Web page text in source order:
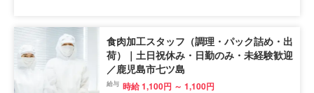
食肉加工スタッフ（調理・パック詰め・出
荷）｜土日祝休み・日勤のみ・未経験歓迎
／鹿児島市七ツ島
給与 時給 1,100円 ～ 1,100円